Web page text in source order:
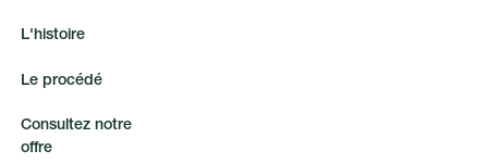
L'histoire
Le procédé
Consultez notre
offre